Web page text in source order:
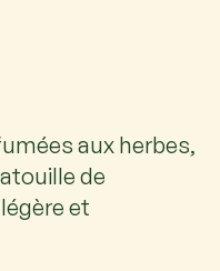
aux herbes,
de
et